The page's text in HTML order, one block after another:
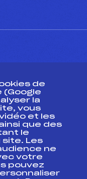
Suivi
de
(Google
la
vous
et les
que des
le
Les
ne
votre
pouvez